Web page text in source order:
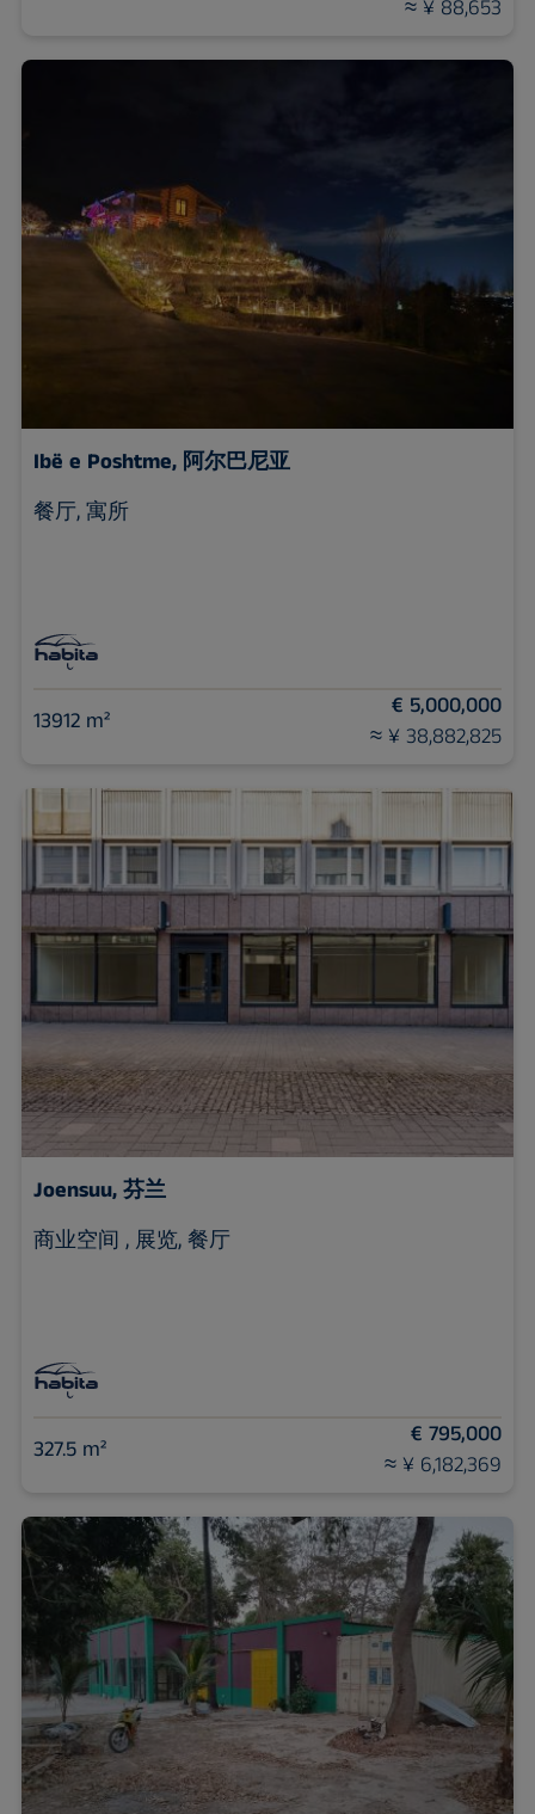
≈ ¥ 88,653
Ibë e Poshtme, 阿尔巴尼亚
餐厅, 寓所
13912 m²
€ 5,000,000
≈ ¥ 38,882,825
Joensuu, 芬兰
商业空间 , 展览, 餐厅
327.5 m²
€ 795,000
≈ ¥ 6,182,369